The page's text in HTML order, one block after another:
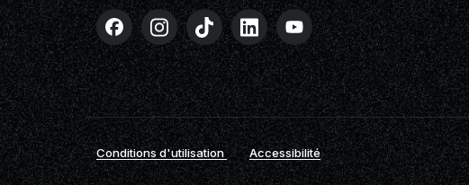
Conditions d'utilisation Accessibilité